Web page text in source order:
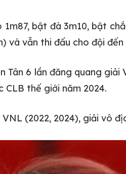
bật đà 3m10, bật
và vẫn thi đấu cho đội đến
6 lần đăng quang giải
CLB thế giới năm 2024.
(2022, 2024), giải vô